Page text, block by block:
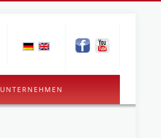
UNTERNEHMEN